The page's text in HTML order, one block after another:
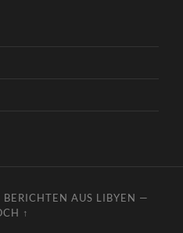
AUS LIBYEN —
↑